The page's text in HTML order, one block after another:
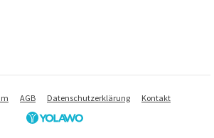
AGB Datenschutzerklärung Kontakt